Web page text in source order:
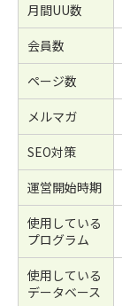
月間UU数
会員数
ページ数
メルマガ
SEO対策
運営開始時期
使用している
プログラム
使用している
データベース